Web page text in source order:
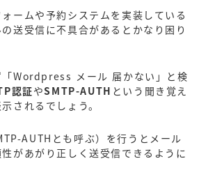
ームや予約システムを実装している
送受信に不具合があるとかなり困り
「Wordpress メール 届かない」と検
認証やSMTP-AUTH という聞き覚え
されるでしょう。
AUTHとも呼ぶ）を行うとメール
があがり正しく送受信できるように